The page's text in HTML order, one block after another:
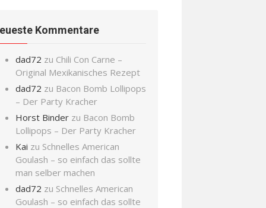
Kommentare
dad72 zu Chili Con Carne –
Original Mexikanisches Rezept
dad72 zu Bacon Bomb Lollipops
– Der Party Kracher
Horst Binder zu Bacon Bomb
Lollipops – Der Party Kracher
Kai zu Schnelles American
Goulash – so einfach das sollte
man selber machen
dad72 zu Schnelles American
Goulash – so einfach das sollte